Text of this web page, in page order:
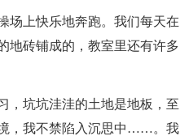
场上快乐地奔跑。我们每天在
地砖铺成的，教室里还有许多
，坑坑洼洼的土地是地板，至
，我不禁陷入沉思中……。我